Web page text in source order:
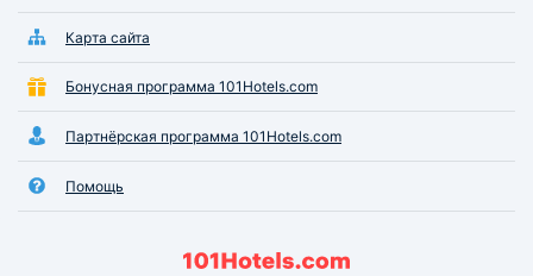
Карта сайта
Бонусная программа 101Hotels.com
Партнёрская программа 101Hotels.com
Помощь